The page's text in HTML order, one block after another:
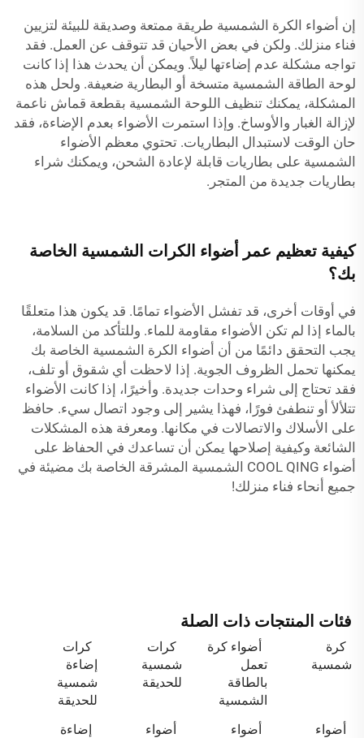
إن أضواء الكرة الشمسية طريقة ممتعة وصديقة للبيئة لتزيين
فناء منزلك. ولكن في بعض الأحيان قد تتوقف عن العمل. فقد
تواجه مشكلة عدم إضاءتها ليلاً. ويمكن أن يحدث هذا إذا كانت
لوحة الطاقة الشمسية متسخة أو البطارية ضعيفة. ولحل هذه
المشكلة، يمكنك تنظيف اللوحة الشمسية بقطعة قماش ناعمة
لإزالة الغبار والأوساخ. وإذا استمرت الأضواء بعدم الإضاءة، فقد
حان الوقت لاستبدال البطاريات. تحتوي معظم الأضواء
الشمسية على بطاريات قابلة لإعادة الشحن، ويمكنك شراء
بطاريات جديدة من المتجر.
كيفية تعظيم عمر أضواء الكرات الشمسية الخاصة
بك؟
في أوقات أخرى، قد تفشل الأضواء تمامًا. قد يكون هذا متعلقًا
بالماء إذا لم تكن الأضواء مقاومة للماء. وللتأكد من السلامة،
يجب التحقق دائمًا من أن أضواء الكرة الشمسية الخاصة بك
يمكنها تحمل الظروف الجوية. إذا لاحظت أي شقوق أو تلف،
فقد تحتاج إلى شراء وحدات جديدة. وأخيرًا، إذا كانت الأضواء
تتلألأ أو تنطفئ فورًا، فهذا يشير إلى وجود اتصال سيء. حافظ
على الأسلاك والاتصالات في مكانها. ومعرفة هذه المشكلات
الشائعة وكيفية إصلاحها يمكن أن تساعدك في الحفاظ على
أضواء COOL QING الشمسية المشرقة الخاصة بك مضيئة في
جميع أنحاء فناء منزلك!
فئات المنتجات ذات الصلة
كرة
شمسية
أضواء كرة
تعمل
بالطاقة
الشمسية
كرات
شمسية
للحديقة
كرات
إضاءة
شمسية
للحديقة
أضواء
أضواء
أضواء
إضاءة